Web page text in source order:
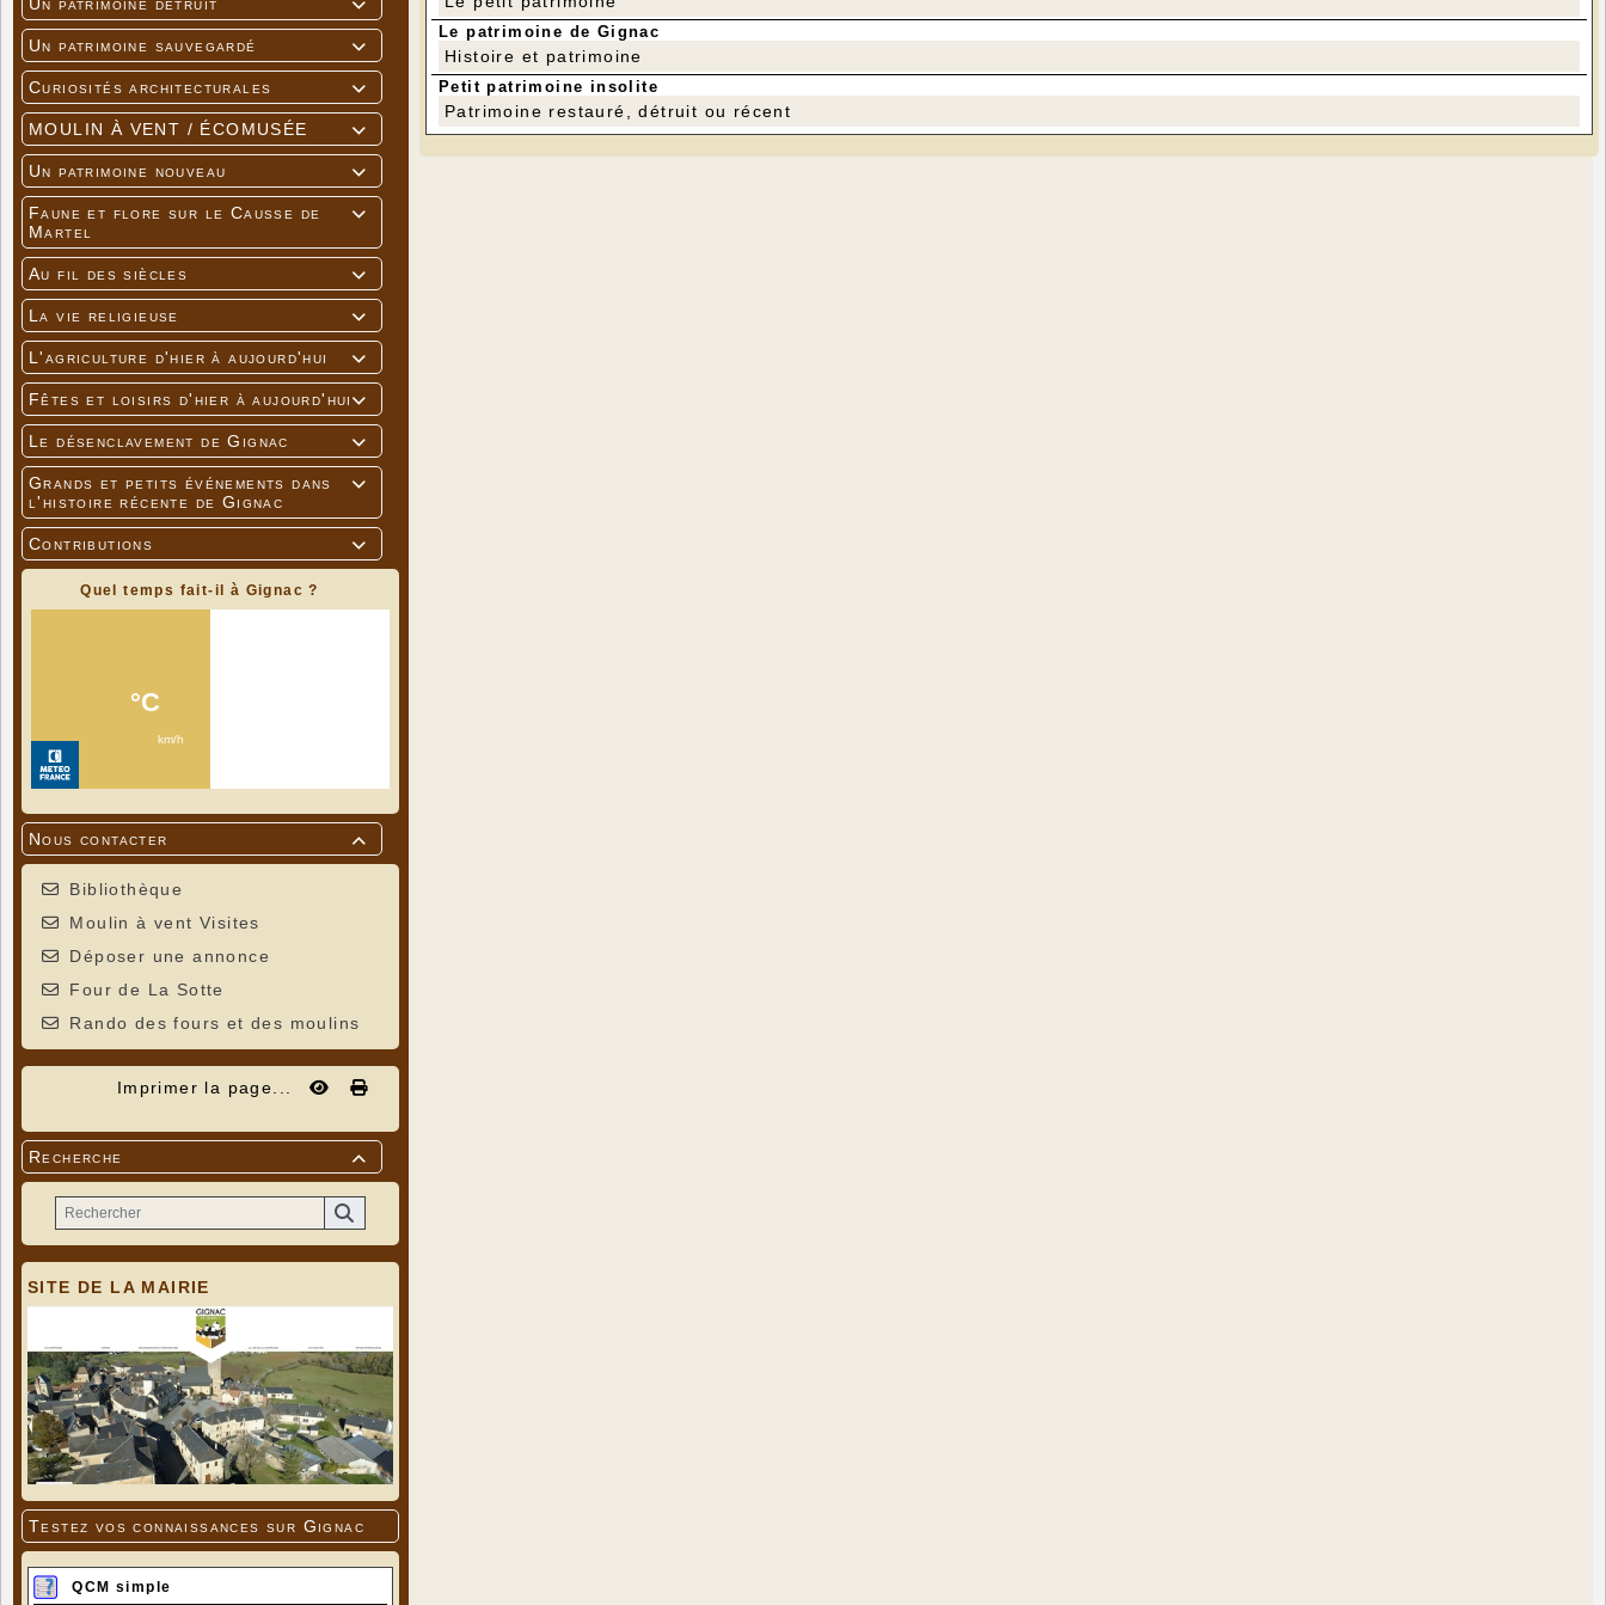

Un patrimoine détruit

Un patrimoine sauvegardé

Curiosités architecturales

MOULIN À VENT / ÉCOMUSÉE

Un patrimoine nouveau

Faune et flore sur le Causse de
Martel

Au fil des siècles

La vie religieuse

L'agriculture d'hier à aujourd'hui

Fêtes et loisirs d'hier à aujourd'hui

Le désenclavement de Gignac

Grands et petits événements dans
l'histoire récente de Gignac

Contributions
Quel temps fait-il à Gignac ?

Nous contacter
Bibliothèque
Moulin à vent Visites
Déposer une annonce
Four de La Sotte
Rando des fours et des moulins
Imprimer la page...

Recherche
SITE DE LA MAIRIE
Testez vos connaissances sur Gignac
QCM simple
Le patrimoine de Gignac
Histoire et patrimoine
Petit patrimoine insolite
Patrimoine restauré, détruit ou récent